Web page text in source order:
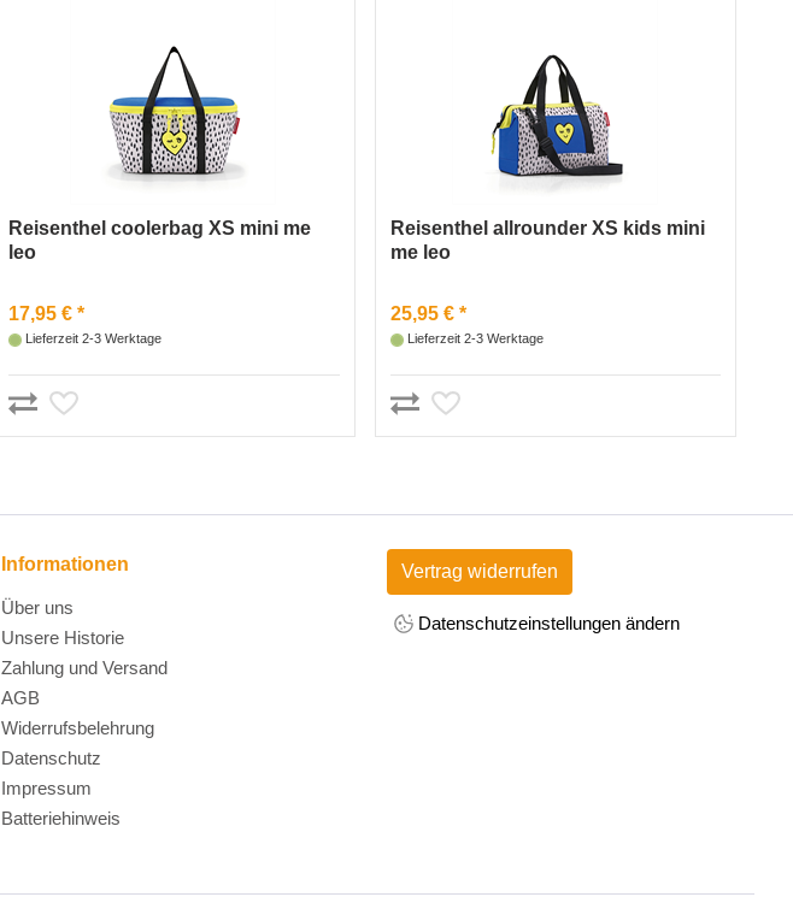
Reisenthel coolerbag XS mini me
leo
17,95 € *
Lieferzeit 2-3 Werktage
Reisenthel allrounder XS kids mini
me leo
25,95 € *
Lieferzeit 2-3 Werktage
Informationen
Über uns
Unsere Historie
Zahlung und Versand
AGB
Widerrufsbelehrung
Datenschutz
Impressum
Batteriehinweis
Vertrag widerrufen
Datenschutzeinstellungen ändern